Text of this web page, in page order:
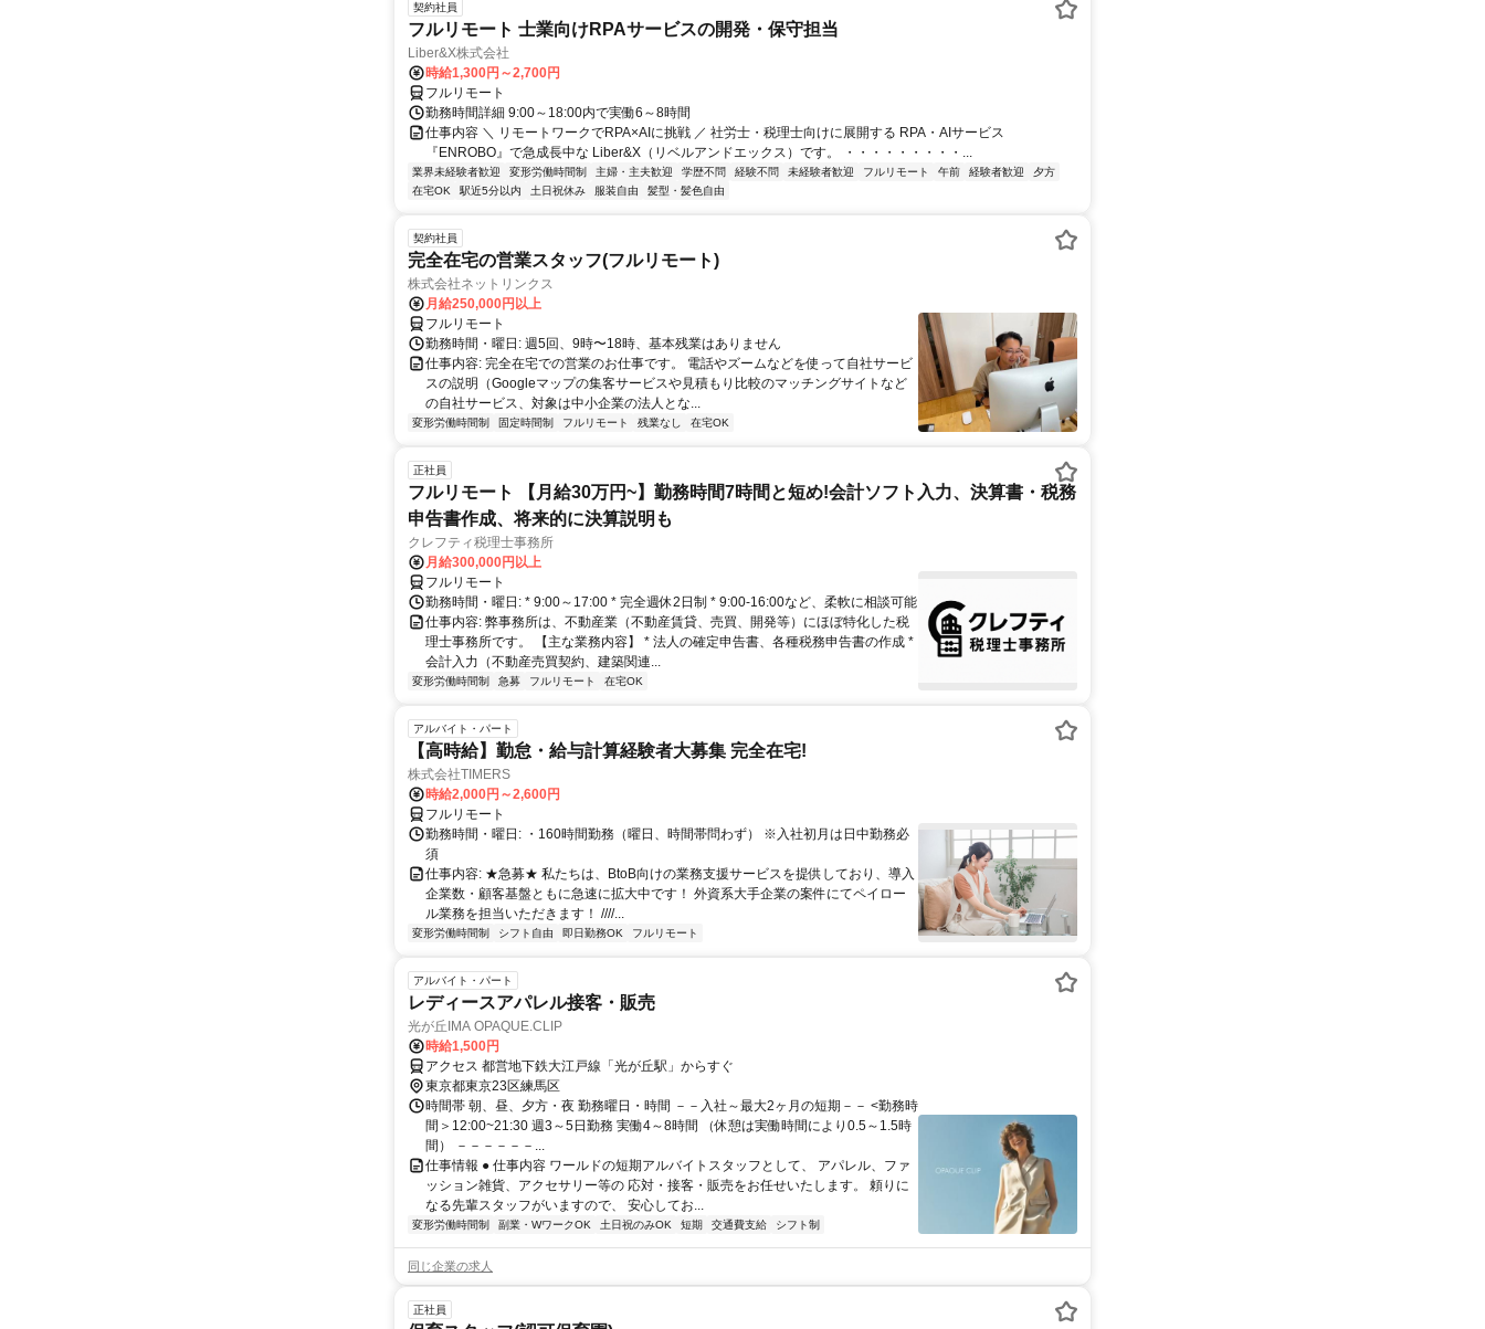
契約社員
フルリモート 士業向けRPAサービスの開発・保守担当
Liber&X株式会社
時給1,300円～2,700円
フルリモート
勤務時間詳細 9:00～18:00内で実働6～8時間
仕事内容 ＼ リモートワークでRPA×AIに挑戦 ／ 社労士・税理士向けに展開する RPA・AIサービス
『ENROBO』で急成長中な Liber&X（リベルアンドエックス）です。 ・・・・・・・・・...
業界未経験者歓迎 変形労働時間制 主婦・主夫歓迎 学歴不問 経験不問 未経験者歓迎 フルリモート 午前 経験者歓迎
夕方
在宅OK
駅近5分以内 土日祝休み 服装自由 髪型・髪色自由
契約社員
完全在宅の営業スタッフ(フルリモート)
株式会社ネットリンクス
月給250,000円以上
フルリモート
勤務時間・曜日: 週5回、9時〜18時、基本残業はありません
仕事内容: 完全在宅での営業のお仕事です。 電話やズームなどを使って自社サービ
スの説明（Googleマップの集客サービスや見積もり比較のマッチングサイトなど
の自社サービス、対象は中小企業の法人とな...
変形労働時間制 固定時間制 フルリモート 残業なし 在宅OK
正社員
フルリモート 【月給30万円~】勤務時間7時間と短め!会計ソフト入力、決算書・税務
申告書作成、将来的に決算説明も
クレフティ税理士事務所
月給300,000円以上
フルリモート
勤務時間・曜日: * 9:00～17:00 * 完全週休2日制 * 9:00-16:00など、柔軟に相談可能
仕事内容: 弊事務所は、不動産業（不動産賃貸、売買、開発等）にほぼ特化した税
理士事務所です。 【主な業務内容】 * 法人の確定申告書、各種税務申告書の作成 *
会計入力（不動産売買契約、建築関連...
変形労働時間制 急募 フルリモート 在宅OK
アルバイト・パート
【高時給】勤怠・給与計算経験者大募集 完全在宅!
株式会社TIMERS
時給2,000円～2,600円
フルリモート
勤務時間・曜日: ・160時間勤務（曜日、時間帯問わず） ※入社初月は日中勤務必
須
仕事内容: ★急募★ 私たちは、BtoB向けの業務支援サービスを提供しており、導入
企業数・顧客基盤ともに急速に拡大中です！ 外資系大手企業の案件にてペイロー
ル業務を担当いただきます！ ////...
変形労働時間制 シフト自由 即日勤務OK フルリモート
アルバイト・パート
レディースアパレル接客・販売
光が丘IMA OPAQUE.CLIP
時給1,500円
アクセス 都営地下鉄大江戸線「光が丘駅」からすぐ
東京都東京23区練馬区
時間帯 朝、昼、夕方・夜 勤務曜日・時間 －－入社～最大2ヶ月の短期－－ <勤務時
間＞12:00~21:30 週3～5日勤務 実働4～8時間 （休憩は実働時間により0.5～1.5時
間） －－－－－－...
仕事情報 ● 仕事内容 ワールドの短期アルバイトスタッフとして、 アパレル、ファ
ッション雑貨、アクセサリー等の 応対・接客・販売をお任せいたします。 頼りに
なる先輩スタッフがいますので、 安心してお...
変形労働時間制 副業・WワークOK 土日祝のみOK 短期 交通費支給 シフト制
同じ企業の求人
正社員